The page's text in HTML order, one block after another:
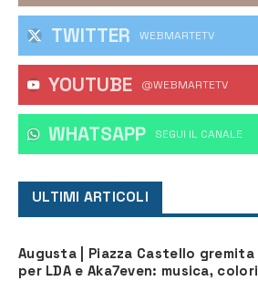
TWITTER WEBMARTETV
YOUTUBE @WEBMARTETV
WHATSAPP ‎SEGUI IL CANALE
ULTIMI ARTICOLI
Augusta | Piazza Castello gremita
per LDA e Aka7even: musica, colori